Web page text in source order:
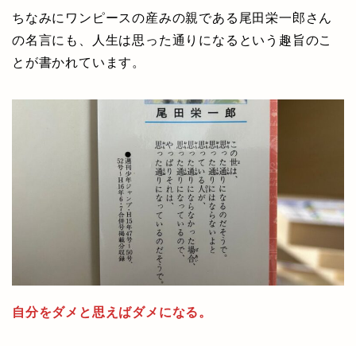
ちなみにワンピースの産みの親である尾田栄一郎さん
の名言にも、人生は思った通りになるという趣旨のこ
とが書かれています。
自分をダメと思えばダメになる。